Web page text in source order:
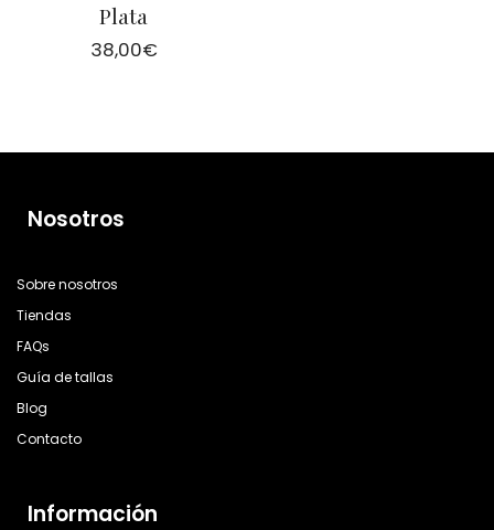
Plata
38,00€
Nosotros
Sobre nosotros
Tiendas
FAQs
Guía de tallas
Blog
Contacto
Información